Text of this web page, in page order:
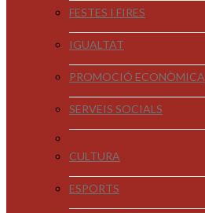
FESTES I FIRES
IGUALTAT
PROMOCIÓ ECONÒMICA
SERVEIS SOCIALS
CULTURA
ESPORTS